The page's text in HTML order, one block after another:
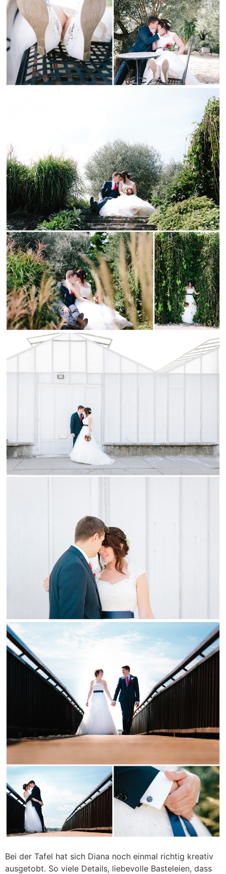
Bei der Tafel hat sich Diana noch einmal richtig kreativ
ausgetobt. So viele Details, liebevolle Basteleien, dass